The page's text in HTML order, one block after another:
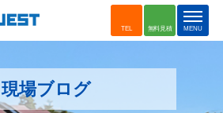
無料見積
TEL
t
o
MENU
現場ブログ